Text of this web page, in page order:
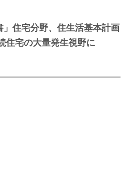
」住宅分野、住生活基本計画
住宅の大量発生視野に